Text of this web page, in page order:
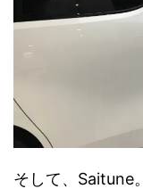
そして、Saitune。